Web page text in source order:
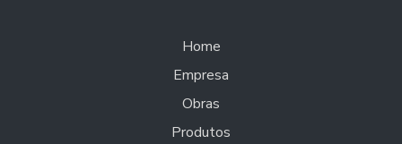
Home
Empresa
Obras
Produtos